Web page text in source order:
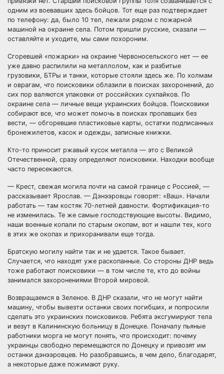
одним из воевавших здесь бойцов. Тот еще раз подтверждает
по телефону: да, было 10 тел, лежали рядом с пожарной
машиной на окраине села. Потом пришли русские, сказали —
оставляйте и уходите, мы сами похороним.
Сгоревшей «пожарки» на окраине Червоносельского нет — ее
уже давно распилили на металлолом, как и разбитые
грузовики, БТРы и танки, которые стояли здесь же. По холмам
и оврагам, что поисковики облазили в поисках захоронений, до
сих пор валяются упаковки от российских сухпайков. По
окраине села — личные вещи украинских бойцов. Поисковики
собирают все, что может помочь в поисках пропавших без
вести, — обгоревшие пластиковые карты, остатки подписанных
бронежилетов, касок и одежды, записные книжки.
Кто-то приносит ржавый кусок металла — это с Великой
Отечественной, сразу определяют поисковики. Находки вообще
часто пересекаются.
— Крест, свежая могила почти на самой границе с Россией, —
рассказывает Ярослав. — Дэнээровцы говорят: «Ваш». Начали
работать — там костяк 70-летней давности. Фортификация-то
не изменилась. Те же самые господствующие высоты. Видимо,
наши военные копали по старым окопам, вот и нашли тех, кого
в этих же окопах и прихоранивали еще тогда.
Братскую могилу найти так и не удается. Такое бывает.
Случается, что находят уже раскопанные. Со стороны ДНР ведь
тоже работают поисковики — в том числе те, кто до войны
занимался захоронениями Второй мировой.
Возвращаемся в Зеленое. В ДНР сказали, что не могут найти
машину, чтобы вывезти останки своих погибших, и попросили
сделать это украинских поисковиков. Ребята эксгумируют тела
и везут в Калининскую больницу в Донецке. Поначалу пьяные
работники морга не могут понять, что происходит: почему
украинцы свободно перемещаются по Донецку и привозят им
останки дэнээровцев. Но разобравшись, в чем дело, благодарят,
а некоторые даже пожимают руку.